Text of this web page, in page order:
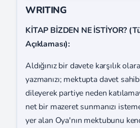
WRITING
KİTAP BİZDEN NE İSTİYOR?
Açıklaması):
Aldığınız bir davete karşılık
yazmanızı; mektupta davet
dileyerek partiye neden
net bir mazeret sunmanızı
yer alan Oya'nın mektubunu